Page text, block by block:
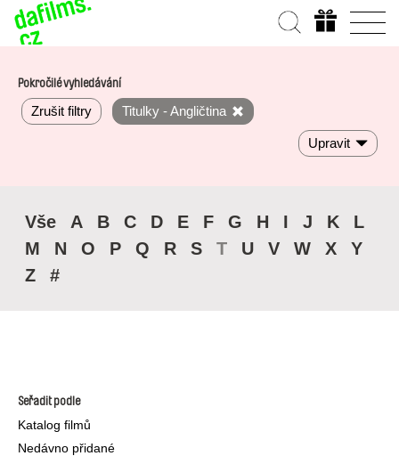
Pokročilé vyhledávání
Zrušit filtry Titulky - Angličtina
Upravit
Vše A B C D E F G H I J K
L
M
N O P Q R S T U V W X
Y
Z
#
Seřadit podle
Katalog filmů
Nedávno přidané